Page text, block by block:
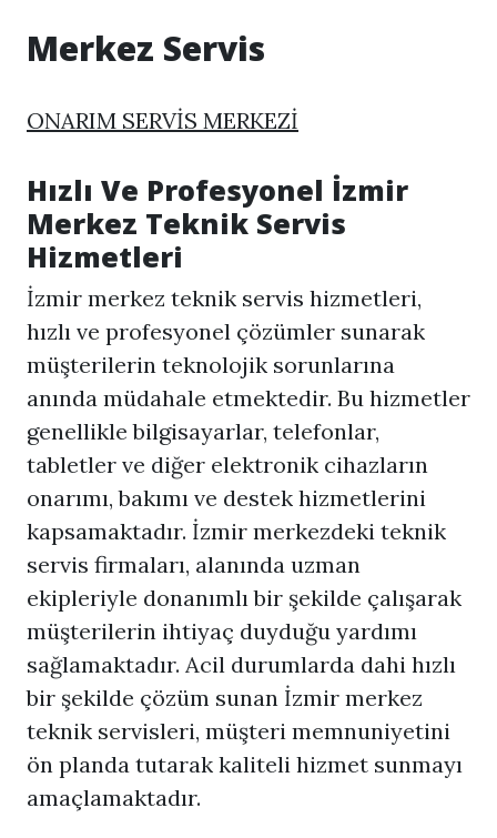
Merkez Servis
ONARIM SERVİS MERKEZİ
Hızlı Ve Profesyonel İzmir
Merkez Teknik Servis
Hizmetleri
İzmir merkez teknik servis hizmetleri,
hızlı ve profesyonel çözümler sunarak
müşterilerin teknolojik sorunlarına
anında müdahale etmektedir. Bu hizmetler
genellikle bilgisayarlar, telefonlar,
tabletler ve diğer elektronik cihazların
onarımı, bakımı ve destek hizmetlerini
kapsamaktadır. İzmir merkezdeki teknik
servis firmaları, alanında uzman
ekipleriyle donanımlı bir şekilde çalışarak
müşterilerin ihtiyaç duyduğu yardımı
sağlamaktadır. Acil durumlarda dahi hızlı
bir şekilde çözüm sunan İzmir merkez
teknik servisleri, müşteri memnuniyetini
ön planda tutarak kaliteli hizmet sunmayı
amaçlamaktadır.